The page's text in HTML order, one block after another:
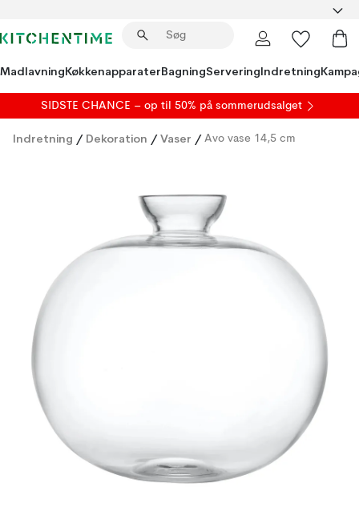
MadlavningKøkkenapparaterBagningServeringIndretning
SIDSTE CHANCE – op til 50% på sommerudsalget
Indretning / Dekoration / Vaser / Avo vase 14,5 cm